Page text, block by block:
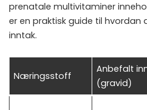
prenatale multivitaminer
er en praktisk guide til hvordan
inntak.
Næringsstoff
Anbefalt
(gravid)